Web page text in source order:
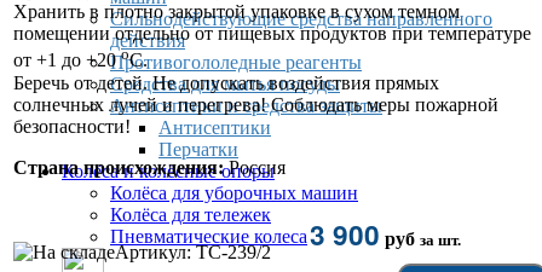
Сильнодействующие средства направленного
действия
Противогололедные реагенты
Средства для мытья посуды
Антисептики и средства защиты
Антисептики
Перчатки
Колёса и колёсные опоры
Колёса для уборочных машин
Колёса для тележек
Пневматические колеса
Хранить в плотно закрытой упаковке в сухом темном
помещении отдельно от пищевых продуктов при температуре
от +1 до +20оС.
Беречь от детей. Не допускать воздействия прямых
солнечных лучей и перегрева! Соблюдать меры пожарной
безопасности!
Страна происхождения:Россия
Артикул: TC-239/2 3 900 руб за шт.